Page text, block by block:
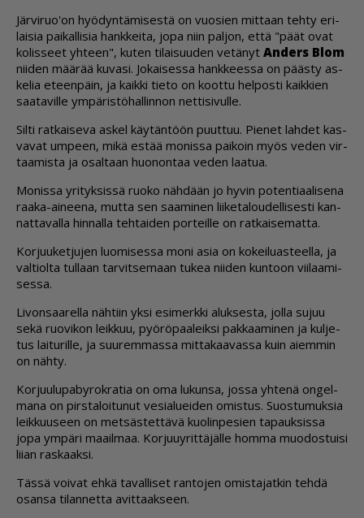
Jär­vi­ruo'on hyö­dyn­tä­mi­ses­tä on vuo­sien mit­taan teh­ty eri­
lai­sia pai­kal­li­sia hank­kei­ta, jopa niin pal­jon, et­tä "päät ovat
ko­lis­seet yh­teen", ku­ten ti­lai­suu­den ve­tä­nyt An­ders Blom
nii­den mää­rää ku­va­si. Jo­kai­ses­sa hank­kees­sa on pääs­ty as­
ke­lia eteen­päin, ja kaik­ki tie­to on koot­tu hel­pos­ti kaik­kien
saa­ta­vil­le ym­pä­ris­tö­hal­lin­non net­ti­si­vul­le.
Sil­ti rat­kai­se­va as­kel käy­tän­töön puut­tuu. Pie­net lah­det kas­
va­vat um­peen, mikä es­tää mo­nis­sa pai­koin myös ve­den vir­
taa­mis­ta ja osal­taan huo­non­taa ve­den laa­tua.
Mo­nis­sa yri­tyk­sis­sä ruo­ko näh­dään jo hy­vin po­ten­ti­aa­li­se­na
raa­ka-ai­nee­na, mut­ta sen saa­mi­nen lii­ke­ta­lou­del­li­ses­ti kan­
nat­ta­val­la hin­nal­la teh­tai­den por­teil­le on rat­kai­se­mat­ta.
Kor­juu­ket­ju­jen luo­mi­ses­sa moni asia on ko­kei­lu­as­teel­la, ja
val­ti­ol­ta tul­laan tar­vit­se­maan tu­kea nii­den kun­toon vii­laa­mi­
ses­sa.
Li­von­saa­rel­la näh­tiin yk­si esi­merk­ki aluk­ses­ta, jol­la su­juu
sekä ruo­vi­kon leik­kuu, pyö­rö­paa­leik­si pak­kaa­mi­nen ja kul­je­
tus lai­tu­ril­le, ja suu­rem­mas­sa mit­ta­kaa­vas­sa kuin ai­em­min
on näh­ty.
Kor­juu­lu­pa­by­rok­ra­tia on oma lu­kun­sa, jos­sa yh­te­nä on­gel­
ma­na on pirs­ta­loi­tu­nut ve­si­a­lu­ei­den omis­tus. Suos­tu­muk­sia
leik­kuu­seen on met­säs­tet­tä­vä kuo­lin­pe­sien ta­pauk­sis­sa
jopa ym­pä­ri maa­il­maa. Kor­juu­y­rit­tä­jäl­le hom­ma muo­dos­tui­si
lii­an ras­kaak­si.
Täs­sä voi­vat eh­kä ta­val­li­set ran­to­jen omis­ta­jat­kin teh­dä
osan­sa ti­lan­net­ta avit­taak­seen.